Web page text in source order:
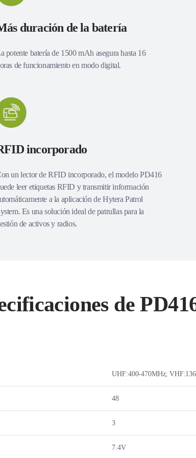
duración de la batería
potente batería de 1500 mAh asegura hasta 16
de funcionamiento en modo digital.
incorporado
un lector de RFID incorporado, el modelo PD416
leer etiquetas RFID y transmitir información
a la aplicación de Hytera Patrol
Es una solución ideal de patrullas para la
de activos y radios.
de
48
3
7.4V